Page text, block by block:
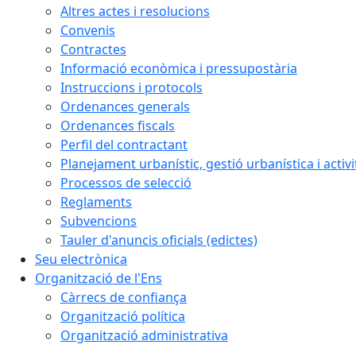
Altres actes i resolucions
Convenis
Contractes
Informació econòmica i pressupostària
Instruccions i protocols
Ordenances generals
Ordenances fiscals
Perfil del contractant
Planejament urbanístic, gestió urbanística i
Processos de selecció
Reglaments
Subvencions
Tauler d'anuncis oficials (edictes)
Seu electrònica
Organització de l'Ens
Càrrecs de confiança
Organització política
Organització administrativa